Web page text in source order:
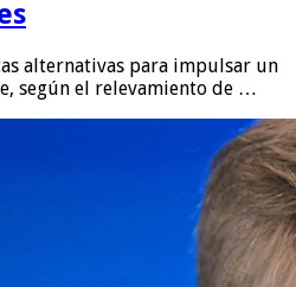
alternativas para impulsar un
según el relevamiento de …